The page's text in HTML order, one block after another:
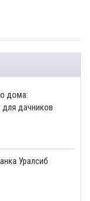
дома:
для дачников
Уралсиб